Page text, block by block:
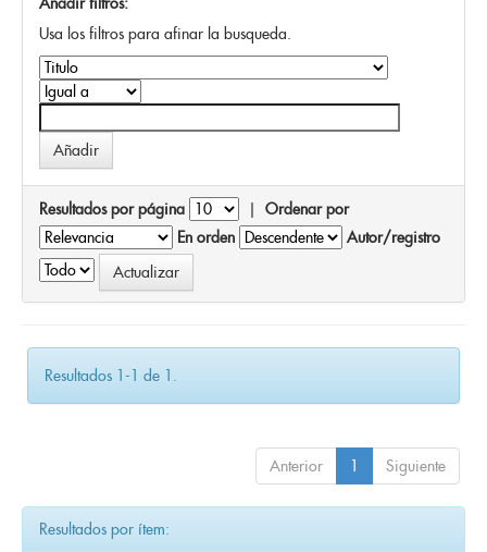
Usa los filtros para afinar la busqueda.
Resultados por página | Ordenar por
En orden
Autor/registro
Resultados 1-1 de 1.
Anterior 1 Siguiente
Resultados por ítem: